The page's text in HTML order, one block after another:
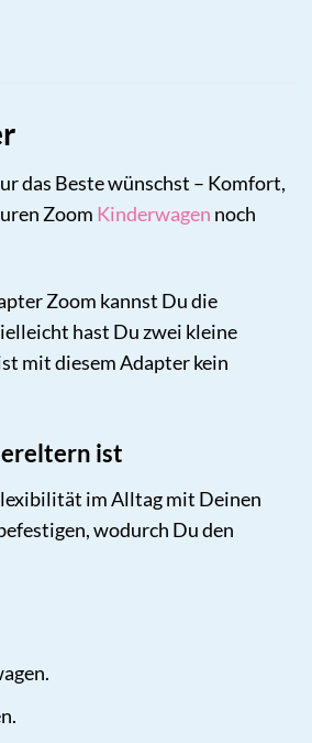
das Beste wünschst – Komfort,
Zoom Kinderwagen noch
Zoom kannst Du die
hast Du zwei kleine
mit diesem Adapter kein
ist
im Alltag mit Deinen
wodurch Du den